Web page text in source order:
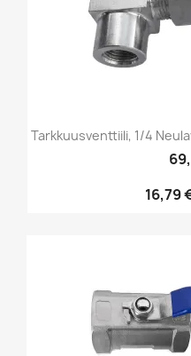
Tarkkuusventtiili, 1/4
16,79